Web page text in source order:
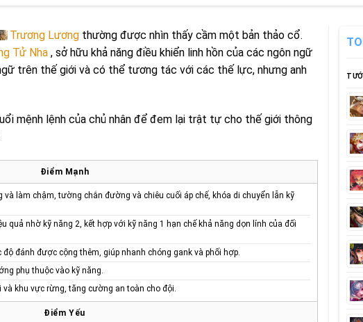
Trương Lương thường được nhìn thấy cầm một bản thảo cổ.
Tử Nha , sở hữu khả năng điều khiển linh hồn của các ngôn ngữ
trên thế giới và có thể tương tác với các thế lực, nhưng anh
mệnh lệnh của chủ nhân để đem lại trật tự cho thế giới thông
Điểm Mạnh
làm chậm, tường chắn đường và chiêu cuối áp chế, khóa di chuyển lẫn kỹ
quả nhờ kỹ năng 2, kết hợp với kỹ năng 1 hạn chế khả năng dọn lính của đối
đánh được cộng thêm, giúp nhanh chóng gank và phối hợp.
phụ thuộc vào kỹ năng.
khu vực rừng, tăng cường an toàn cho đội.
Điểm Yếu